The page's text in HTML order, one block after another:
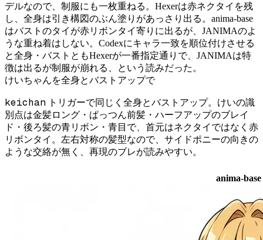
デルなので、制服にも一枚重ねる。Hexerは赤ネクタイを残
し、全身は引き構図のぶん塗りがあっさり出る。anima-base
はバストのタイが赤リボンタイ寄りに出るが、JANIMAのよ
うな重ね着はしない。Codexにキャラ一致を順位付けさせる
と全身・バストともHexerが一番指定通りで、JANIMAは特
徴は出るが制服が崩れる、という読みだった。
けいちゃんを全身とバストアップで
keichan トリガーで同じく全身とバストアップ。けいの識
別点は金髪ロング・ぱっつん前髪・ハーフアップのブレイ
ド・後ろ髪の青リボン・青目で、首元はネクタイではなく赤
リボンタイ。左右対称の髪型なので、サイドポニーの向きの
ような交絡が無く、再現のブレが読みやすい。
anima-